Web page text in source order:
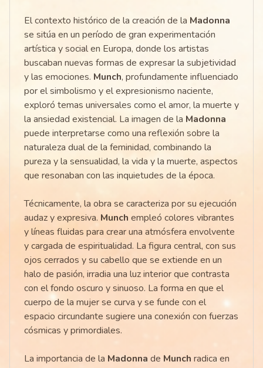
El contexto histórico de la creación de la Madonna
se sitúa en un período de gran experimentación
artística y social en Europa, donde los artistas
buscaban nuevas formas de expresar la subjetividad
y las emociones. Munch, profundamente influenciado
por el simbolismo y el expresionismo naciente,
exploró temas universales como el amor, la muerte y
la ansiedad existencial. La imagen de la Madonna
puede interpretarse como una reflexión sobre la
naturaleza dual de la feminidad, combinando la
pureza y la sensualidad, la vida y la muerte, aspectos
que resonaban con las inquietudes de la época.
Técnicamente, la obra se caracteriza por su ejecución
audaz y expresiva. Munch empleó colores vibrantes
y líneas fluidas para crear una atmósfera envolvente
y cargada de espiritualidad. La figura central, con sus
ojos cerrados y su cabello que se extiende en un
halo de pasión, irradia una luz interior que contrasta
con el fondo oscuro y sinuoso. La forma en que el
cuerpo de la mujer se curva y se funde con el
espacio circundante sugiere una conexión con fuerzas
cósmicas y primordiales.
La importancia de la Madonna de Munch radica en